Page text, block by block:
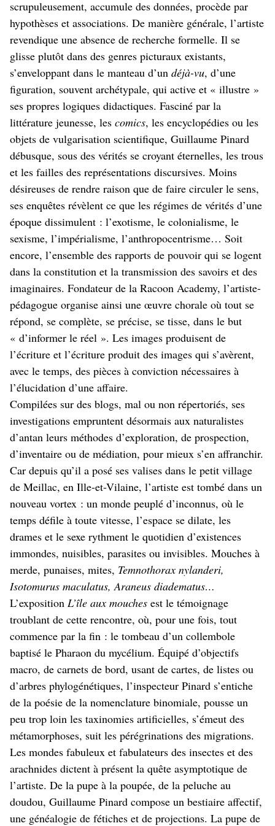
scrupuleusement, accumule des données, procède par
hypothèses et associations. De manière générale, l’artiste
revendique une absence de recherche formelle. Il se
glisse plutôt dans des genres picturaux existants,
s’enveloppant dans le manteau d’un déjà-vu, d’une
figuration, souvent archétypale, qui active et « illustre »
ses propres logiques didactiques. Fasciné par la
littérature jeunesse, les comics, les encyclopédies ou les
objets de vulgarisation scientifique, Guillaume Pinard
débusque, sous des vérités se croyant éternelles, les trous
et les failles des représentations discursives. Moins
désireuses de rendre raison que de faire circuler le sens,
ses enquêtes révèlent ce que les régimes de vérités d’une
époque dissimulent : l’exotisme, le colonialisme, le
sexisme, l’impérialisme, l’anthropocentrisme… Soit
encore, l’ensemble des rapports de pouvoir qui se logent
dans la constitution et la transmission des savoirs et des
imaginaires. Fondateur de la Racoon Academy, l’artiste-
pédagogue organise ainsi une œuvre chorale où tout se
répond, se complète, se précise, se tisse, dans le but
« d’informer le réel ». Les images produisent de
l’écriture et l’écriture produit des images qui s’avèrent,
avec le temps, des pièces à conviction nécessaires à
l’élucidation d’une affaire.
Compilées sur des blogs, mal ou non répertoriés, ses
investigations empruntent désormais aux naturalistes
d’antan leurs méthodes d’exploration, de prospection,
d’inventaire ou de médiation, pour mieux s’en affranchir.
Car depuis qu’il a posé ses valises dans le petit village
de Meillac, en Ille-et-Vilaine, l’artiste est tombé dans un
nouveau vortex : un monde peuplé d’inconnus, où le
temps défile à toute vitesse, l’espace se dilate, les
drames et le sexe rythment le quotidien d’existences
immondes, nuisibles, parasites ou invisibles. Mouches à
merde, punaises, mites, Temnothorax nylanderi,
Isotomurus maculatus, Araneus diadematus…
L’exposition L’île aux mouches est le témoignage
troublant de cette rencontre, où, pour une fois, tout
commence par la fin : le tombeau d’un collembole
baptisé le Pharaon du mycélium. Équipé d’objectifs
macro, de carnets de bord, usant de cartes, de listes ou
d’arbres phylogénétiques, l’inspecteur Pinard s’entiche
de la poésie de la nomenclature binomiale, pousse un
peu trop loin les taxinomies artificielles, s’émeut des
métamorphoses, suit les pérégrinations des migrations.
Les mondes fabuleux et fabulateurs des insectes et des
arachnides dictent à présent la quête asymptotique de
l’artiste. De la pupe à la poupée, de la peluche au
doudou, Guillaume Pinard compose un bestiaire affectif,
une généalogie de fétiches et de projections. La pupe de